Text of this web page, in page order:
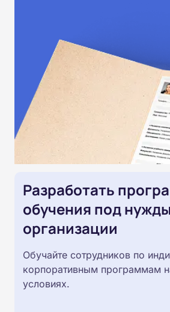
Разработать
обучения под нужды
организации
Обучайте сотрудников по
корпоративным программам
условиях.